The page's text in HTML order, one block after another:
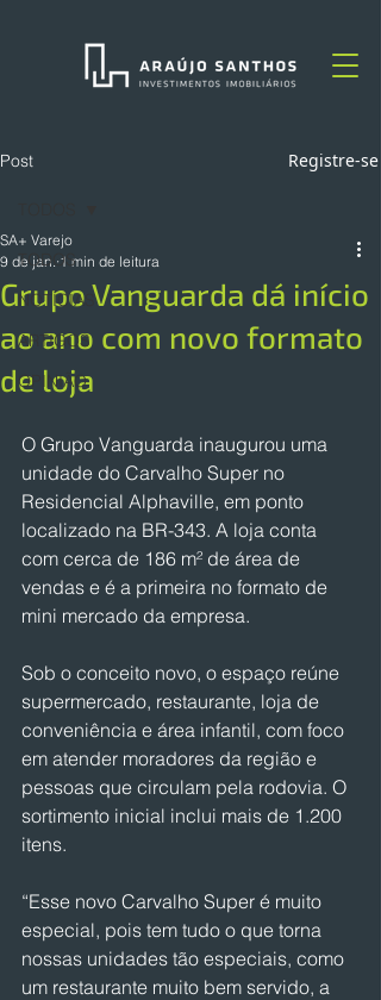
Post Registre-se
TODOS
NOTÍCIAS
ARTIGOS
OPINIÃO
Grupo Vanguarda dá início
ao ano com novo formato
de loja
SA+ Varejo
9 de jan. 1 min de leitura
O Grupo Vanguarda inaugurou uma
unidade do Carvalho Super no
Residencial Alphaville, em ponto
localizado na BR-343. A loja conta
com cerca de 186 m² de área de
vendas e é a primeira no formato de
mini mercado da empresa.
Sob o conceito novo, o espaço reúne
supermercado, restaurante, loja de
conveniência e área infantil, com foco
em atender moradores da região e
pessoas que circulam pela rodovia. O
sortimento inicial inclui mais de 1.200
itens.
“Esse novo Carvalho Super é muito
especial, pois tem tudo o que torna
nossas unidades tão especiais, como
um restaurante muito bem servido, a